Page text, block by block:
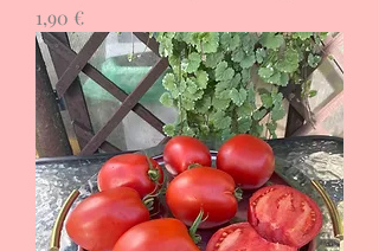
Цена
1,90 €